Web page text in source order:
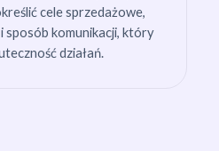
cele sprzedażowe,
sposób komunikacji, który
działań.